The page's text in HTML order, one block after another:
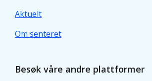
Aktuelt
Om senteret
Besøk våre andre plattformer